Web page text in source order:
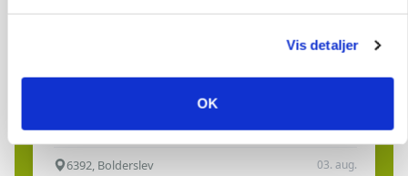
Vis detaljer
OK
6392, Bolderslev 03. aug.